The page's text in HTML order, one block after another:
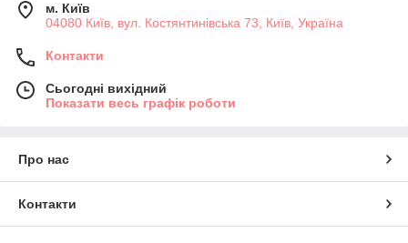
м. Київ
04080 Київ, вул. Костянтинівська 73, Київ, Україна
Контакти
Сьогодні вихідний
Показати весь графік роботи
Про нас
Контакти